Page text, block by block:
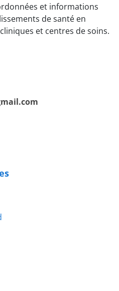
et informations
de santé en
et centres de soins.